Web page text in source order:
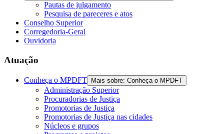
content.
Pautas de julgamento
Pesquisa de pareceres e atos
Conselho Superior
Corregedoria-Geral
Ouvidoria
Atuação
Conheça o MPDFT Mais sobre: Conheça o MPDFT
Administração Superior
Procuradorias de Justiça
Promotorias de Justiça
Promotorias de Justiça nas cidades
Núcleos e grupos